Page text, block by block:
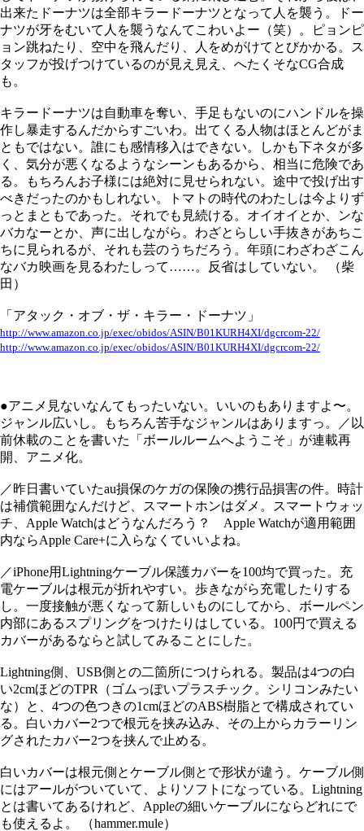
出来たドーナツは全部キラードーナツとなって人を襲う。ドー
ナツが牙をむいて人を襲うなんてこわいよー（笑）。ピョンピ
ョン跳ねたり、空中を飛んだり、人をめがけてとびかかる。ス
タッフが投げつけているのが見え見え、へたくそなCG合成
も。
キラードーナツは自動車を奪い、手足もないのにハンドルを操
作し暴走するんだからすごいわ。出てくる人物はほとんどがま
ともではない。誰にも感情移入はできない。しかも下ネタが多
く、気分が悪くなるようなシーンもあるから、相当に危険であ
る。もちろんお子様には絶対に見せられない。途中で投げ出す
べきだったのかもしれない。トマトの時代のわたしは今よりず
っとまともであった。それでも見続ける。オイオイとか、ンな
バカなーとか、声に出しながら。わざとらしい手抜きがあちこ
ちに見られるが、それも芸のうちだろう。年頭にわざわざこん
なバカ映画を見るわたしって……。反省はしていない。 （柴
田）
「アタック・オブ・ザ・キラー・ドーナツ」
http://www.amazon.co.jp/exec/obidos/ASIN/B01KURH4XI/dgcrcom-22/
http://www.amazon.co.jp/exec/obidos/ASIN/B01KURH4XI/dgcrcom-22/
●アニメ見ないなんてもったいない。いいのもありますよ〜。
ジャンル広いし。もちろん苦手なジャンルはありますっ。／以
前休載のことを書いた「ボールルームへようこそ」が連載再
開、アニメ化。
／昨日書いていたau損保のケガの保険の携行品損害の件。時計
は補償範囲なんだけど、スマートホンはダメ。スマートウォッ
チ、Apple Watchはどうなんだろう？ Apple Watchが適用範囲
内ならApple Care+に入らなくていいよね。
／iPhone用Lightningケーブル保護カバーを100均で買った。充
電ケーブルは根元が折れやすい。歩きながら充電したりする
し。一度接触が悪くなって新しいものにしてから、ボールペン
内部にあるスプリングをつけたりはしている。100円で買える
カバーがあるならと試してみることにした。
Lightning側、USB側との二箇所につけられる。製品は4つの白
い2cmほどのTPR（ゴムっぽいプラスチック。シリコンみたい
な）と、4つの色つきの1cmほどのABS樹脂とで構成されてい
る。白いカバー2つで根元を挟み込み、その上からカラーリン
グされたカバー2つを挟んで止める。
白いカバーは根元側とケーブル側とで形状が違う。ケーブル側
にはアールがついていて、よりソフトになっている。Lightning
とは書いてあるけれど、Appleの細いケーブルにならどれにで
も使えるよ。 （hammer.mule）